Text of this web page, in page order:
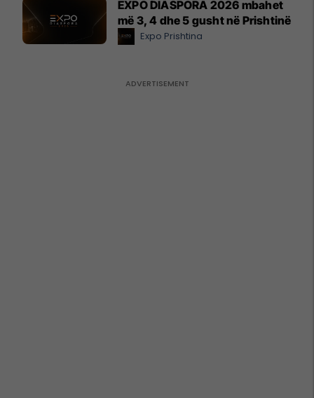
EXPO DIASPORA 2026 mbahet
më 3, 4 dhe 5 gusht në Prishtinë
Expo Prishtina